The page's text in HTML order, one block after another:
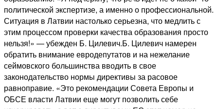
политической экспертизе, а именно о профессиональной.
Ситуация в Латвии настолько серьезна, что медлить с
этим процессом проверки качества образования просто
нельзя!» — убежден Б. Цилевич.Б. Цилевич намерен
обратить внимание евродепутатов и на нежелание
сеймовского большинства вводить в свое
законодательство нормы директивы за расовое
равноправие. «Это рекомендации Совета Европы и
ОБСЕ власти Латвии еще могут позволить себе